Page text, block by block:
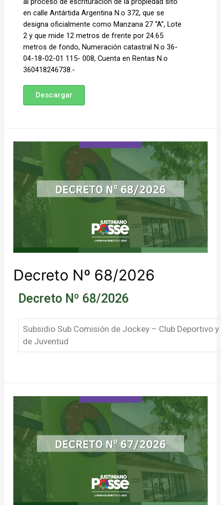
en calle Antártida Argentina N.o 372, que se
designa oficialmente como Manzana 27 “A”, Lote
2 y que mide 12 metros de frente por 24.65
metros de fondo, Numeración catastral N.o 36-
04-18-02-01 115- 008, Cuenta en Rentas N.o
360418246738.-
Descargar
Decreto Nº 68/2026
Decreto Nº 68/2026
Subsidio Sub Comisión de Jockey – Club Deportivo
de Juventud